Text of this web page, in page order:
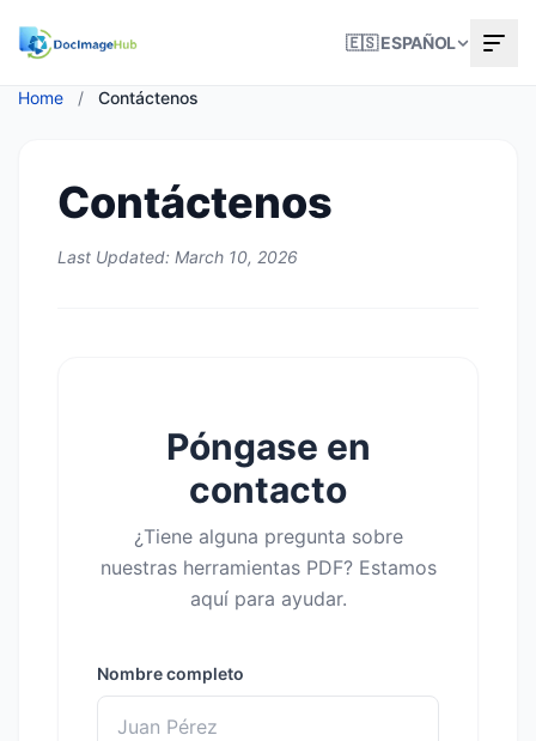
🇪🇸 ESPAÑOL
Home / Contáctenos
Contáctenos
Last Updated: March 10, 2026
Póngase en
contacto
¿Tiene alguna pregunta sobre
nuestras herramientas PDF? Estamos
aquí para ayudar.
Nombre completo